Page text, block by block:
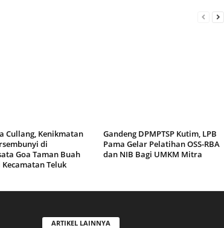
Cullang, Kenikmatan
di
Goa Taman Buah
Teluk
Gandeng DPMPTSP Kutim, LPB
Pama Gelar Pelatihan OSS-RBA
dan NIB Bagi UMKM Mitra
ARTIKEL LAINNYA